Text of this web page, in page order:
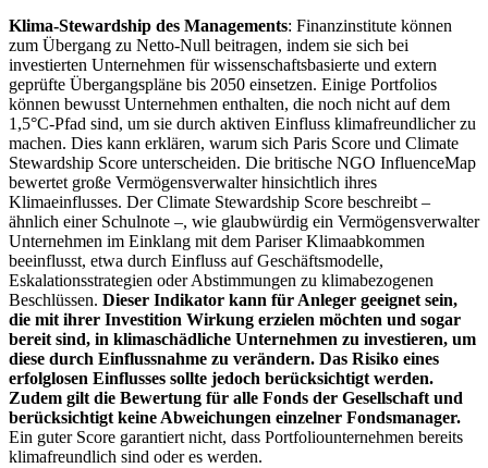
Klima-Stewardship des Managements: Finanzinstitute können
zum Übergang zu Netto-Null beitragen, indem sie sich bei
investierten Unternehmen für wissenschaftsbasierte und extern
geprüfte Übergangspläne bis 2050 einsetzen. Einige Portfolios
können bewusst Unternehmen enthalten, die noch nicht auf dem
1,5°C-Pfad sind, um sie durch aktiven Einfluss klimafreundlicher zu
machen. Dies kann erklären, warum sich Paris Score und Climate
Stewardship Score unterscheiden. Die britische NGO InfluenceMap
bewertet große Vermögensverwalter hinsichtlich ihres
Klimaeinflusses. Der Climate Stewardship Score beschreibt –
ähnlich einer Schulnote –, wie glaubwürdig ein Vermögensverwalter
Unternehmen im Einklang mit dem Pariser Klimaabkommen
beeinflusst, etwa durch Einfluss auf Geschäftsmodelle,
Eskalationsstrategien oder Abstimmungen zu klimabezogenen
Beschlüssen. Dieser Indikator kann für Anleger geeignet sein,
die mit ihrer Investition Wirkung erzielen möchten und sogar
bereit sind, in klimaschädliche Unternehmen zu investieren, um
diese durch Einflussnahme zu verändern. Das Risiko eines
erfolglosen Einflusses sollte jedoch berücksichtigt werden.
Zudem gilt die Bewertung für alle Fonds der Gesellschaft und
berücksichtigt keine Abweichungen einzelner Fondsmanager.
Ein guter Score garantiert nicht, dass Portfoliounternehmen bereits
klimafreundlich sind oder es werden.